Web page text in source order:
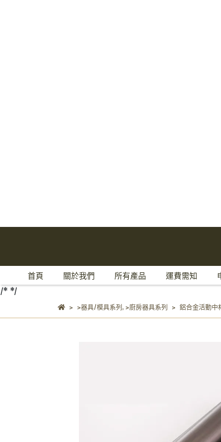
首頁 關於我們 所有產品 運費需知
/* */
>器具/模具系列, >廚房器具系列 鋁合金活動中